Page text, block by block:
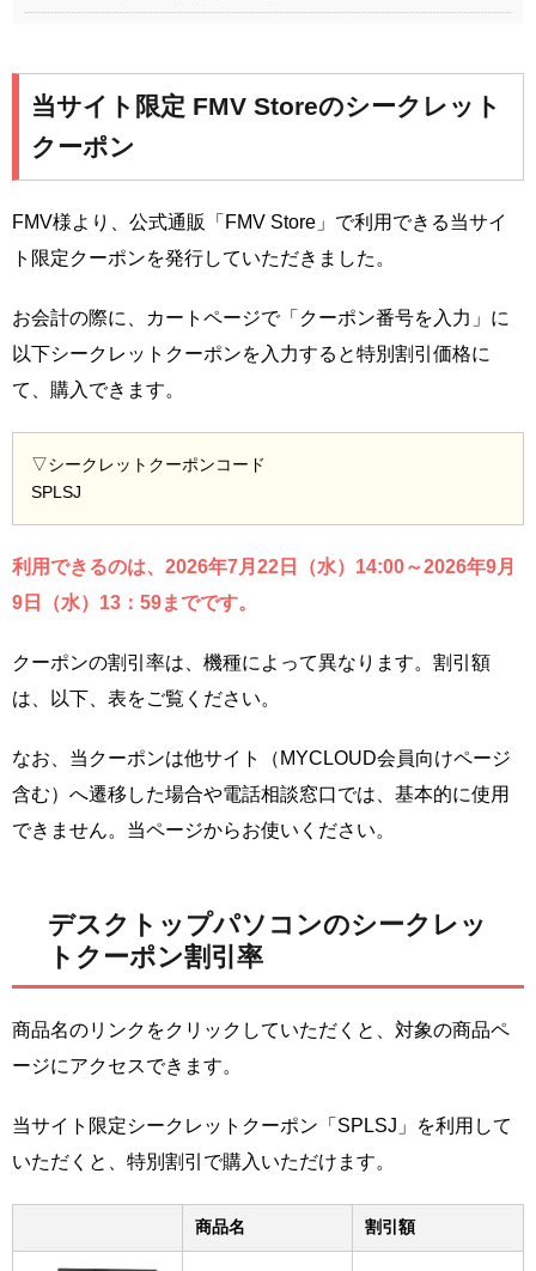
当サイト限定 FMV Storeのシークレット
クーポン
FMV様より、公式通販「FMV Store」で利用できる当サイ
ト限定クーポンを発行していただきました。
お会計の際に、カートページで「クーポン番号を入力」に
以下シークレットクーポンを入力すると特別割引価格に
て、購入できます。
▽シークレットクーポンコード
SPLSJ
利用できるのは、2026年7月22日（水）14:00～2026年9月
9日（水）13：59までです。
クーポンの割引率は、機種によって異なります。割引額
は、以下、表をご覧ください。
なお、当クーポンは他サイト（MYCLOUD会員向けページ
含む）へ遷移した場合や電話相談窓口では、基本的に使用
できません。当ページからお使いください。
デスクトップパソコンのシークレッ
トクーポン割引率
商品名のリンクをクリックしていただくと、対象の商品ペ
ージにアクセスできます。
当サイト限定シークレットクーポン「SPLSJ」を利用して
いただくと、特別割引で購入いただけます。
商品名 割引額